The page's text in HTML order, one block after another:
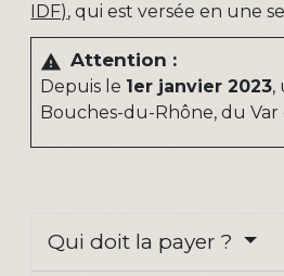
IDF), qui est versée en une
warning Attention :
Depuis le 1er janvier 2023,
Bouches-du-Rhône, du Var
Qui doit la payer ?